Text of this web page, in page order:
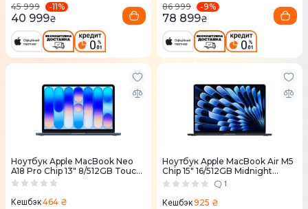
45 999
-11%
40 999₴
86 999
-9%
78 899₴
Ноутбук Apple MacBook Neo
A18 Pro Chip 13" 8/512GB Touch
ID Indigo (MHFG4) 2026
Кешбэк464 ₴
Ноутбук Apple MacBook Air M5
Chip 15" 16/512GB Midnight
(MDVH4) 2026 1
Кешбэк925 ₴